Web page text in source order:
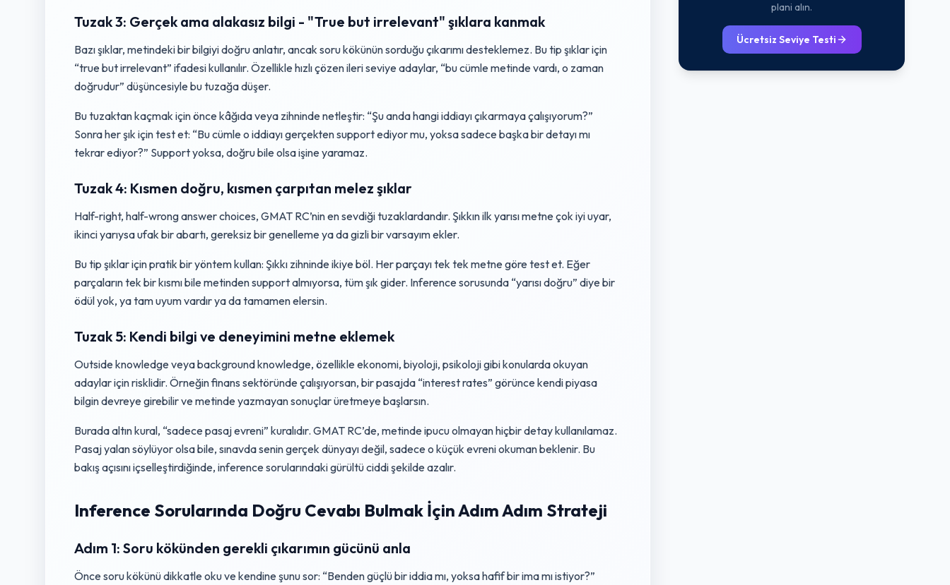
Tuzak 3: Gerçek ama alakasız bilgi - "True but irrelevant" şıklara kanmak
Bazı şıklar, metindeki bir bilgiyi doğru anlatır, ancak soru kökünün sorduğu çıkarımı desteklemez. Bu tip şıklar için
“true but irrelevant” ifadesi kullanılır. Özellikle hızlı çözen ileri seviye adaylar, “bu cümle metinde vardı, o zaman
doğrudur” düşüncesiyle bu tuzağa düşer.
Bu tuzaktan kaçmak için önce kâğıda veya zihninde netleştir: “Şu anda hangi iddiayı çıkarmaya çalışıyorum?”
Sonra her şık için test et: “Bu cümle o iddiayı gerçekten support ediyor mu, yoksa sadece başka bir detayı mı
tekrar ediyor?” Support yoksa, doğru bile olsa işine yaramaz.
Tuzak 4: Kısmen doğru, kısmen çarpıtan melez şıklar
Half-right, half-wrong answer choices, GMAT RC’nin en sevdiği tuzaklardandır. Şıkkın ilk yarısı metne çok iyi uyar,
ikinci yarıysa ufak bir abartı, gereksiz bir genelleme ya da gizli bir varsayım ekler.
Bu tip şıklar için pratik bir yöntem kullan: Şıkkı zihninde ikiye böl. Her parçayı tek tek metne göre test et. Eğer
parçaların tek bir kısmı bile metinden support almıyorsa, tüm şık gider. Inference sorusunda “yarısı doğru” diye bir
ödül yok, ya tam uyum vardır ya da tamamen elersin.
Tuzak 5: Kendi bilgi ve deneyimini metne eklemek
Outside knowledge veya background knowledge, özellikle ekonomi, biyoloji, psikoloji gibi konularda okuyan
adaylar için risklidir. Örneğin finans sektöründe çalışıyorsan, bir pasajda “interest rates” görünce kendi piyasa
bilgin devreye girebilir ve metinde yazmayan sonuçlar üretmeye başlarsın.
Burada altın kural, “sadece pasaj evreni” kuralıdır. GMAT RC’de, metinde ipucu olmayan hiçbir detay kullanılamaz.
Pasaj yalan söylüyor olsa bile, sınavda senin gerçek dünyayı değil, sadece o küçük evreni okuman beklenir. Bu
bakış açısını içselleştirdiğinde, inference sorularındaki gürültü ciddi şekilde azalır.
Inference Sorularında Doğru Cevabı Bulmak İçin Adım Adım Strateji
Adım 1: Soru kökünden gerekli çıkarımın gücünü anla
Önce soru kökünü dikkatle oku ve kendine şunu sor: “Benden güçlü bir iddia mı, yoksa hafif bir ima mı istiyor?”
plani alın.
Ücretsiz Seviye Testi